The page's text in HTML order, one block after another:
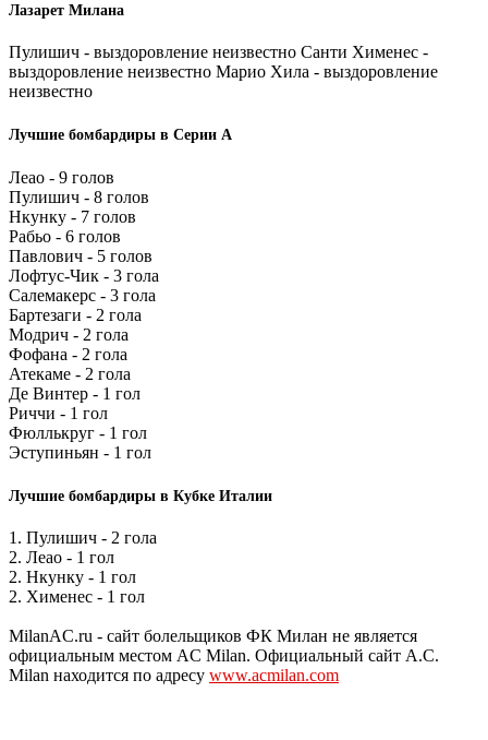
Лазарет Милана
Пулишич - выздоровление неизвестно Санти Хименес -
выздоровление неизвестно Марио Хила - выздоровление
неизвестно
Лучшие бомбардиры в Серии А
Леао - 9 голов
Пулишич - 8 голов
Нкунку - 7 голов
Рабьо - 6 голов
Павлович - 5 голов
Лофтус-Чик - 3 гола
Салемакерс - 3 гола
Бартезаги - 2 гола
Модрич - 2 гола
Фофана - 2 гола
Атекаме - 2 гола
Де Винтер - 1 гол
Риччи - 1 гол
Фюллькруг - 1 гол
Эступиньян - 1 гол
Лучшие бомбардиры в Кубке Италии
1. Пулишич - 2 гола
2. Леао - 1 гол
2. Нкунку - 1 гол
2. Хименес - 1 гол
MilanAC.ru - сайт болельщиков ФК Милан не является
официальным местом AC Milan. Официальный сайт A.C.
Milan находится по адресу www.acmilan.com